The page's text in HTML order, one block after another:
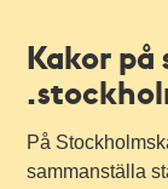
Kakor
På
sammanställa